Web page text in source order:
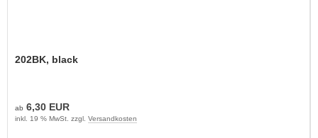
202BK, black
ab 6,30 EUR
inkl. 19 % MwSt. zzgl. Versandkosten